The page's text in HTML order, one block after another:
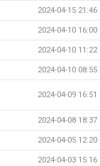
2024-04-15 21:46
2024-04-10 16:00
2024-04-10 11:22
2024-04-10 08:55
2024-04-09 16:51
2024-04-08 18:37
2024-04-05 12:20
2024-04-03 15:16